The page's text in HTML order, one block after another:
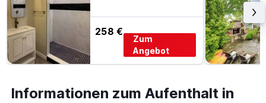
258 €
Zum
Angebot
Informationen zum Aufenthalt in